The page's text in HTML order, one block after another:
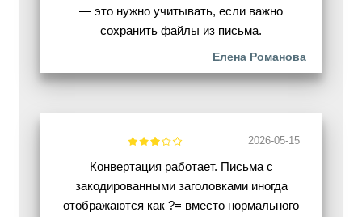
— это нужно учитывать, если важно
сохранить файлы из письма.
Елена Романова
2026-05-15
Конвертация работает. Письма с
закодированными заголовками иногда
отображаются как ?= вместо нормального